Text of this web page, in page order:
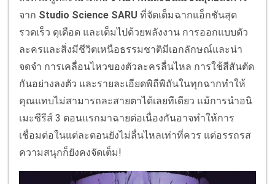
จาก Studio Science SARU ที่จัดเต็มฉากแอ็กชันสุด
รวดเร็ว ดุเดือด และเต็มไปด้วยพลังงาน การออกแบบตัว
ละครและสิ่งมีชีวิตเหนือธรรมชาติมีเอกลักษณ์และน่า
จดจำ การเคลื่อนไหวของตัวละครลื่นไหล การใช้สีสันตัด
กันอย่างลงตัว และรายละเอียดพิถีพิถันในทุกฉากทำให้
คุณแทบไม่สามารถละสายตาได้เลยทีเดียว แม้การนำอนิ
เมะซีรีส์ 3 ตอนแรกมาฉายต่อเนื่องกันอาจทำให้การ
เชื่อมต่อในแต่ละตอนยังไม่ลื่นไหลเท่าที่ควร แต่อรรถรส
ความสนุกก็ยังคงจัดเต็ม!